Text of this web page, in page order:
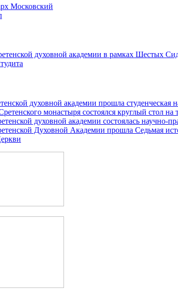
Московский
духовной академии в рамках Шестых
духовной академии прошла студенческая
монастыря состоялся круглый стол
духовной академии состоялась научно-
Духовной Академии прошла Седьмая